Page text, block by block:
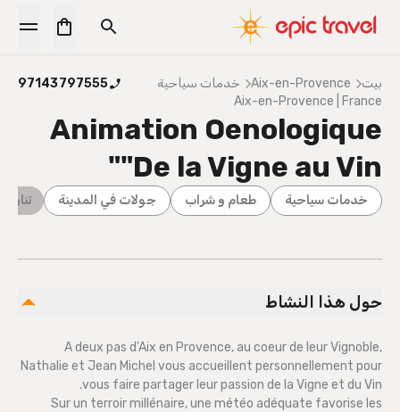
بيت Aix-en-Provence خدمات سياحية
97143797555
Aix-en-Provence | France
Animation Oenologique
"De la Vigne au Vin"
خدمات سياحية طعام و شراب جولات في المدينة
حول هذا النشاط
A deux pas d'Aix en Provence, au coeur de leur Vignoble,
Nathalie et Jean Michel vous accueillent personnellement pour
vous faire partager leur passion de la Vigne et du Vin.
Sur un terroir millénaire, une météo adéquate favorise les